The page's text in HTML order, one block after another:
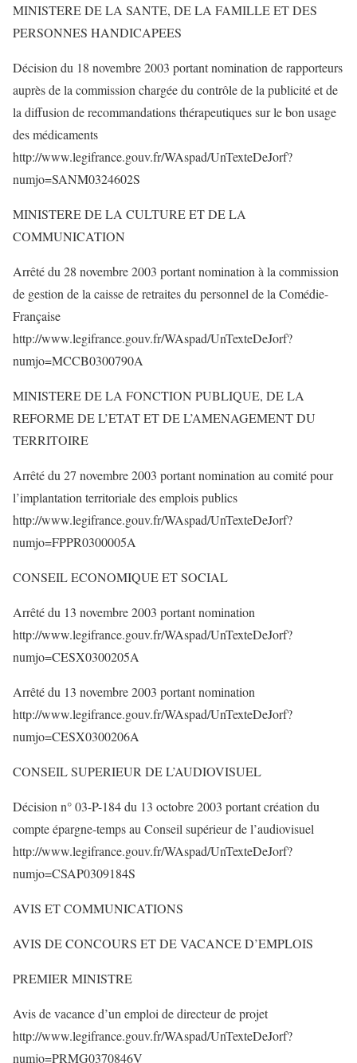
MINISTERE DE LA SANTE, DE LA FAMILLE ET DES
PERSONNES HANDICAPEES
Décision du 18 novembre 2003 portant nomination de rapporteurs
auprès de la commission chargée du contrôle de la publicité et de
la diffusion de recommandations thérapeutiques sur le bon usage
des médicaments
http://www.legifrance.gouv.fr/WAspad/UnTexteDeJorf?
numjo=SANM0324602S
MINISTERE DE LA CULTURE ET DE LA
COMMUNICATION
Arrêté du 28 novembre 2003 portant nomination à la commission
de gestion de la caisse de retraites du personnel de la Comédie-
Française
http://www.legifrance.gouv.fr/WAspad/UnTexteDeJorf?
numjo=MCCB0300790A
MINISTERE DE LA FONCTION PUBLIQUE, DE LA
REFORME DE L’ETAT ET DE L’AMENAGEMENT DU
TERRITOIRE
Arrêté du 27 novembre 2003 portant nomination au comité pour
l’implantation territoriale des emplois publics
http://www.legifrance.gouv.fr/WAspad/UnTexteDeJorf?
numjo=FPPR0300005A
CONSEIL ECONOMIQUE ET SOCIAL
Arrêté du 13 novembre 2003 portant nomination
http://www.legifrance.gouv.fr/WAspad/UnTexteDeJorf?
numjo=CESX0300205A
Arrêté du 13 novembre 2003 portant nomination
http://www.legifrance.gouv.fr/WAspad/UnTexteDeJorf?
numjo=CESX0300206A
CONSEIL SUPERIEUR DE L’AUDIOVISUEL
Décision n° 03-P-184 du 13 octobre 2003 portant création du
compte épargne-temps au Conseil supérieur de l’audiovisuel
http://www.legifrance.gouv.fr/WAspad/UnTexteDeJorf?
numjo=CSAP0309184S
AVIS ET COMMUNICATIONS
AVIS DE CONCOURS ET DE VACANCE D’EMPLOIS
PREMIER MINISTRE
Avis de vacance d’un emploi de directeur de projet
http://www.legifrance.gouv.fr/WAspad/UnTexteDeJorf?
numjo=PRMG0370846V